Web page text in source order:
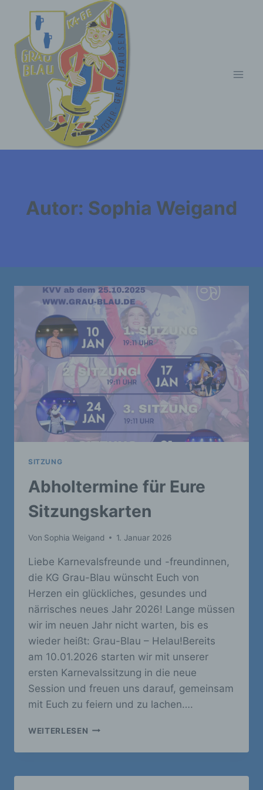
springen
Autor: Sophia Weigand
SITZUNG
Abholtermine für Eure
Sitzungskarten
Von Sophia Weigand 1. Januar 2026
Liebe Karnevalsfreunde und -freundinnen,
die KG Grau-Blau wünscht Euch von
Herzen ein glückliches, gesundes und
närrisches neues Jahr 2026! Lange müssen
wir im neuen Jahr nicht warten, bis es
wieder heißt: Grau-Blau – Helau!Bereits
am 10.01.2026 starten wir mit unserer
ersten Karnevalssitzung in die neue
Session und freuen uns darauf, gemeinsam
mit Euch zu feiern und zu lachen….
WEITERLESEN ABHOLTERMINE
EURE